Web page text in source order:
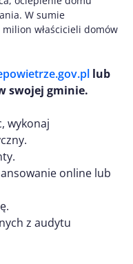
W sumie
właścicieli domów
lub
swojej gminie.
wykonaj
online lub
z audytu